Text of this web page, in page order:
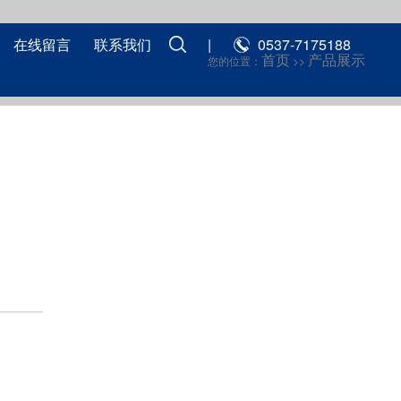
在线留言 联系我们 | 0537-7175188
您的位置： 首页>> 产品展示